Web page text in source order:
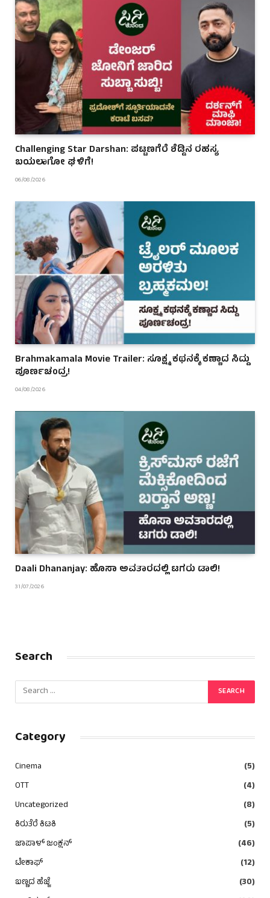
Challenging Star Darshan: ಪಟ್ಟಣಗೆರೆ ಶೆಡ್ಡಿನ ರಹಸ್ಯ
ಬಯಲಾಗೋ ಘಳಿಗೆ!
06/08/2026
Brahmakamala Movie Trailer: ಸೂಕ್ಷ್ಮ ಕಥನಕ್ಕೆ ಕಣ್ಣಾದ ಸಿದ್ದು
ಪೂರ್ಣಚಂದ್ರ!
04/08/2026
Daali Dhananjay: ಹೊಸಾ ಅವತಾರದಲ್ಲಿ ಟಗರು ಡಾಲಿ!
31/07/2026
Search
Category
Cinema
(5)
OTT
(4)
Uncategorized
(8)
ಕಿರುತೆರೆ ಕಿಟಕಿ
(5)
ಜಾಪಾಳ್ ಜಂಕ್ಷನ್
(46)
ಟೇಕಾಫ್
(12)
ಬಣ್ಣದ ಹೆಜ್ಜೆ
(30)